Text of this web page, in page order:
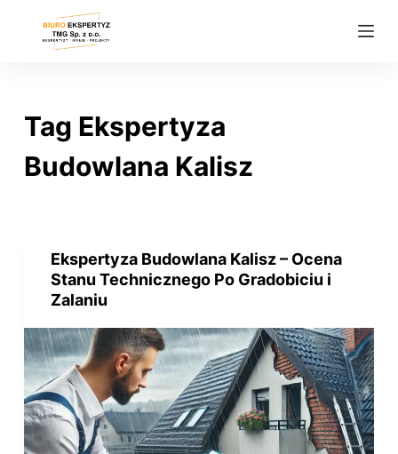
Tag Ekspertyza
Budowlana Kalisz
Ekspertyza Budowlana Kalisz – Ocena
Stanu Technicznego Po Gradobiciu i
Zalaniu